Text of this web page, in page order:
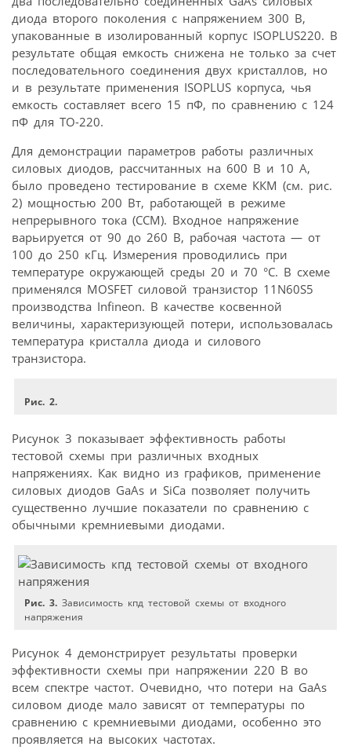
диода второго поколения с напряжением 300 В,
упакованные в изолированный корпус ISOPLUS220. В
результате общая емкость снижена не только за счет
последовательного соединения двух кристаллов, но
и в результате применения ISOPLUS корпуса, чья
емкость составляет всего 15 пФ, по сравнению с 124
пФ для TO-220.
Для демонстрации параметров работы различных
силовых диодов, рассчитанных на 600 В и 10 А,
было проведено тестирование в схеме ККМ (см. рис.
2) мощностью 200 Вт, работающей в режиме
непрерывного тока (CCM). Входное напряжение
варьируется от 90 до 260 В, рабочая частота — от
100 до 250 кГц. Измерения проводились при
температуре окружающей среды 20 и 70 °С. В схеме
применялся MOSFET силовой транзистор 11N60S5
производства Infineon. В качестве косвенной
величины, характеризующей потери, использовалась
температура кристалла диода и силового
транзистора.
Рис. 2.
Рисунок 3 показывает эффективность работы
тестовой схемы при различных входных
напряжениях. Как видно из графиков, применение
силовых диодов GaAs и SiCa позволяет получить
существенно лучшие показатели по сравнению с
обычными кремниевыми диодами.
Рис. 3. Зависимость кпд тестовой схемы от входного
напряжения
Рисунок 4 демонстрирует результаты проверки
эффективности схемы при напряжении 220 В во
всем спектре частот. Очевидно, что потери на GaAs
силовом диоде мало зависят от температуры по
сравнению с кремниевыми диодами, особенно это
проявляется на высоких частотах.